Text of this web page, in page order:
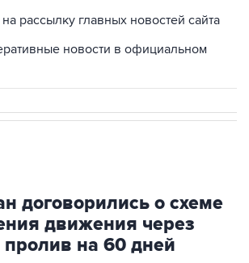
рассылку главных новостей сайта
новости в официальном
договорились о схеме
движения через
на 60 дней